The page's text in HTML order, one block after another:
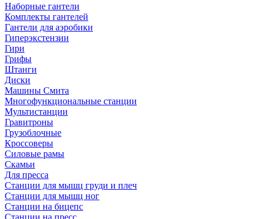
Наборные гантели
Комплекты гантелей
Гантели для аэробики
Гиперэкстензии
Гири
Грифы
Штанги
Диски
Машины Смита
Многофункциональные станции
Мультистанции
Гравитроны
Грузоблочные
Кроссоверы
Силовые рамы
Скамьи
Для пресса
Станции для мышц груди и плеч
Станции для мышц ног
Станции на бицепс
Станции на пресс